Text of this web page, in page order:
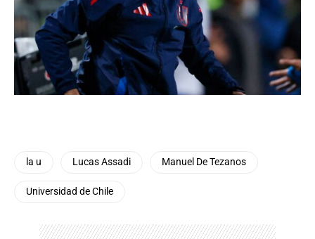
la u Lucas Assadi Manuel De Tezanos
Universidad de Chile